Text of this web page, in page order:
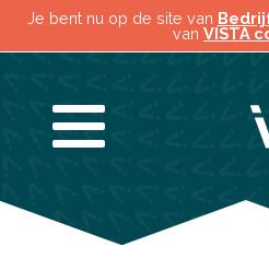
Je bent nu op de site van
van VISTA